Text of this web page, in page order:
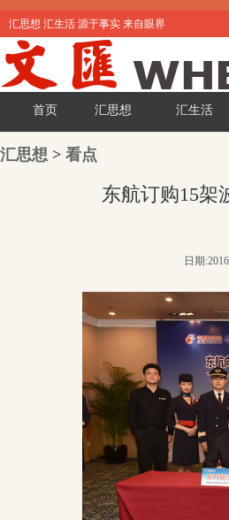
汇思想 汇生活 源于事实 来自眼界
首页 汇思想 汇生活
汇思想 > 看点
东航订购15架
日期